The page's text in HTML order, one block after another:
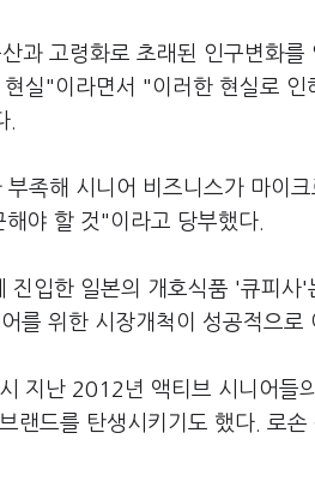
과 고령화로 초래된 인구변화
실"이라면서 "이러한 현실로
.
족해 시니어 비즈니스가 마이
야 할 것"이라고 당부했다.
진입한 일본의 개호식품 '큐피사
를 위한 시장개척이 성공적으로
지난 2012년 액티브 시니어들
랜드를 탄생시키기도 했다. 로